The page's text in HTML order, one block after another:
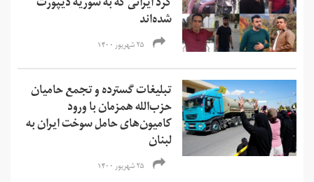
شده‌اند
۲۵ شهریور ۱۴۰۰
تبلیغات گسترده و تجمع حامیان
حزب‌الله همزمان با ورود
کامیون‌های حامل سوخت ایران به
لبنان
۲۵ شهریور ۱۴۰۰